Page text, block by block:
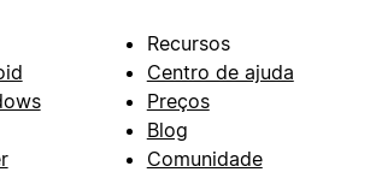
Recursos
Centro de ajuda
Preços
Blog
Comunidade